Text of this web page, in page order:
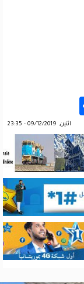
اثنين, 09/12/2019 - 23:35